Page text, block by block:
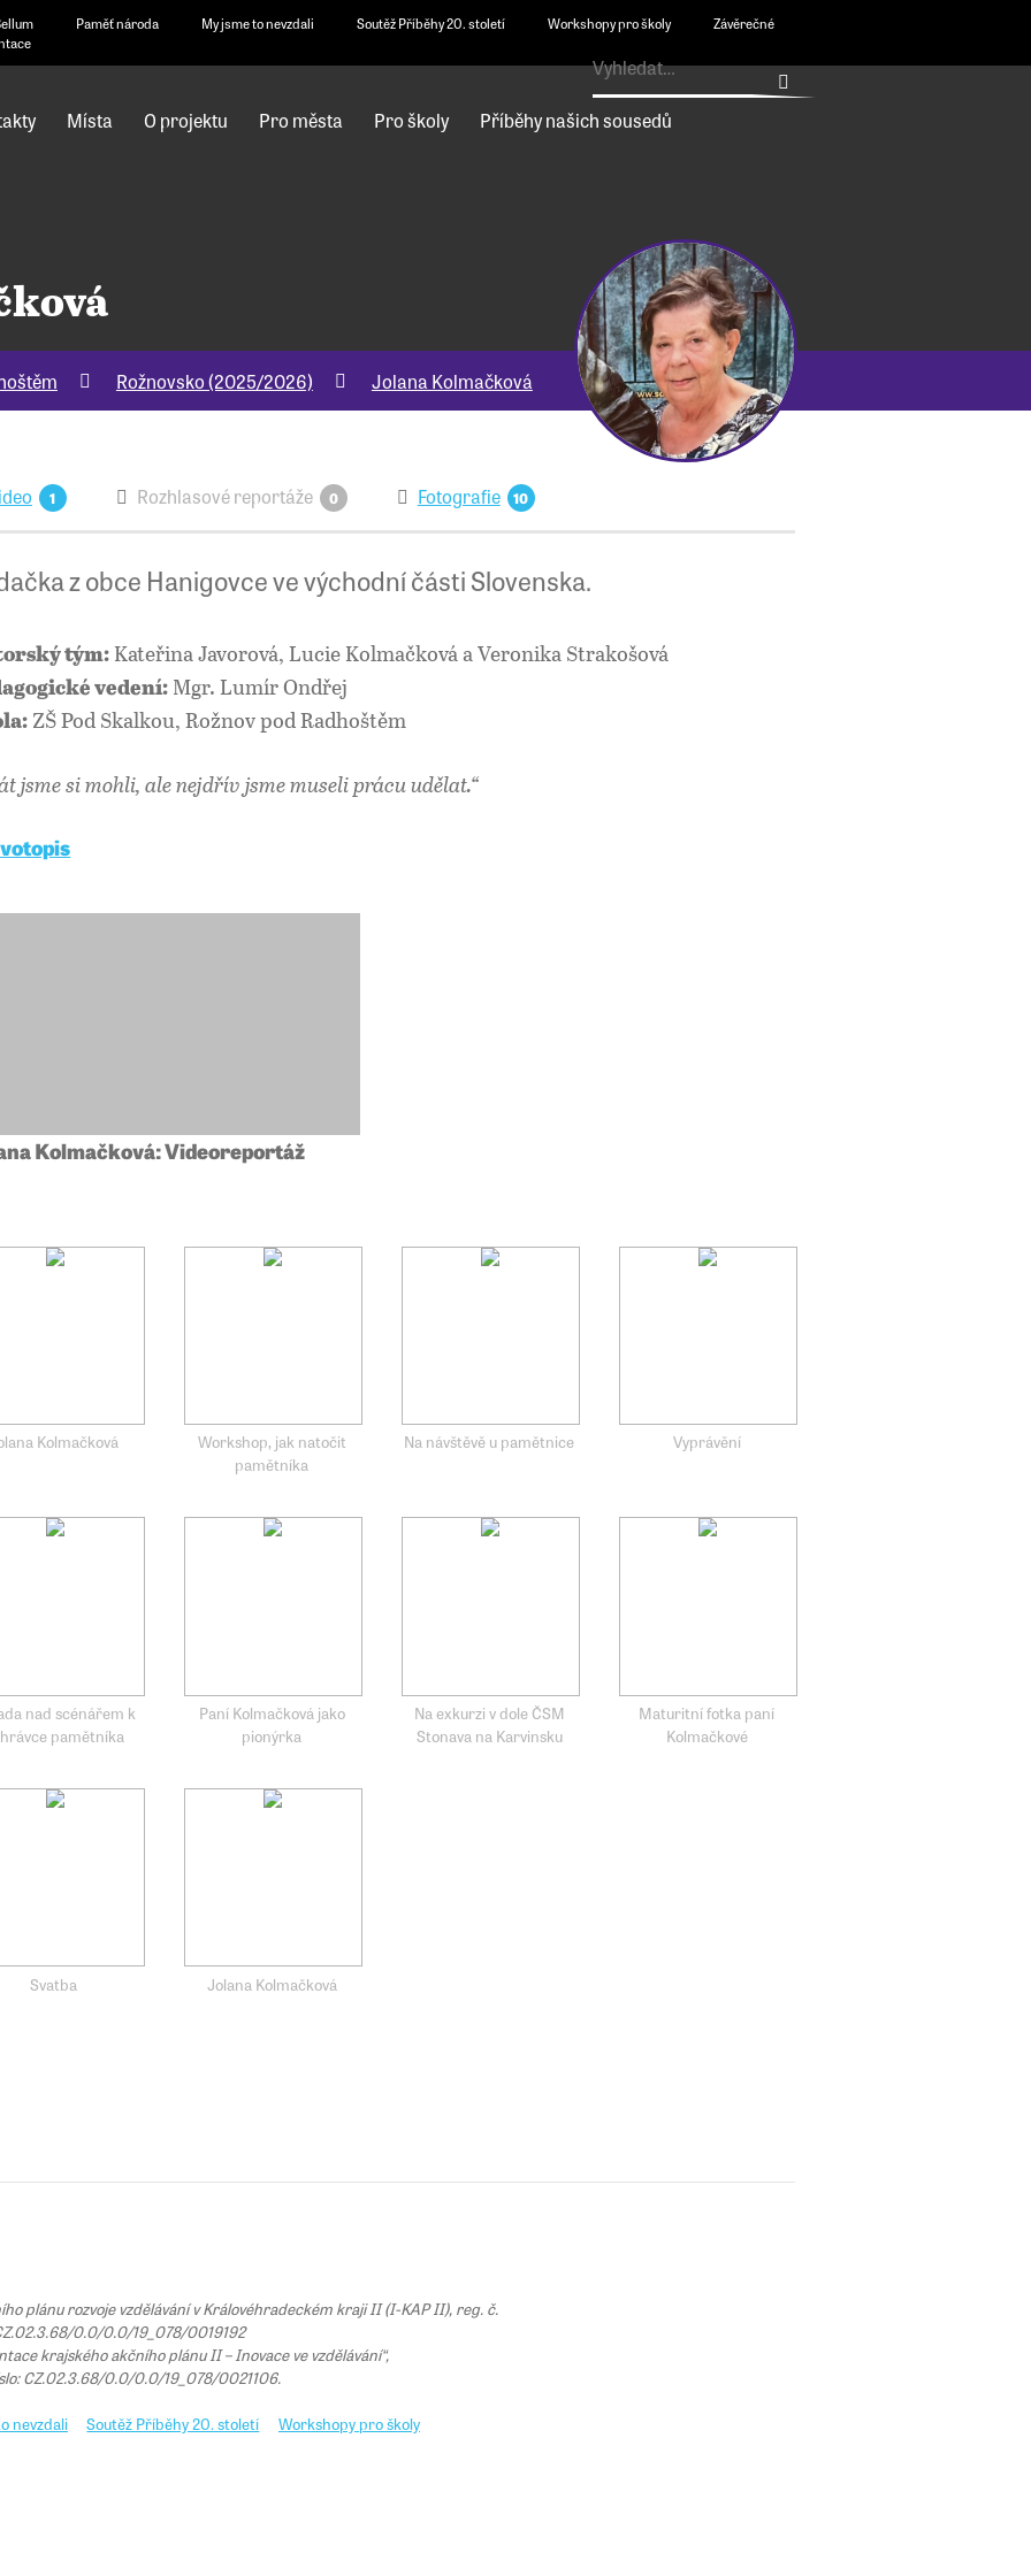
Paměť národa My jsme to nevzdali Soutěž Příběhy 20. století Workshopy pro školy
Závěrečné
Místa O projektu Pro města Pro školy Příběhy našich sousedů
Rožnovsko (2025/2026) Jolana Kolmačková
1 Rozhlasové reportáže 0 Fotografie 10
z obce Hanigovce ve východní části Slovenska.
tým: Kateřina Javorová, Lucie Kolmačková a Veronika Strakošová
vedení: Mgr. Lumír Ondřej
ZŠ Pod Skalkou, Rožnov pod Radhoštěm
jsme si mohli, ale nejdřív jsme museli prácu udělat.“
Kolmačková: Videoreportáž
Kolmačková
Workshop, jak natočit
pamětníka
Na návštěvě u pamětnice Vyprávění
nad scénářem k
pamětníka
Paní Kolmačková jako
pionýrka
Na exkurzi v dole ČSM
Stonava na Karvinsku
Maturitní fotka paní
Kolmačkové
Svatba Jolana Kolmačková
plánu rozvoje vzdělávání v Královéhradeckém kraji II (I-KAP II), reg. č.
0.0/0.0/19_078/0019192
krajského akčního plánu II – Inovace ve vzdělávání“,
CZ.02.3.68/0.0/0.0/19_078/0021106.
nevzdali
Soutěž Příběhy 20. století Workshopy pro školy